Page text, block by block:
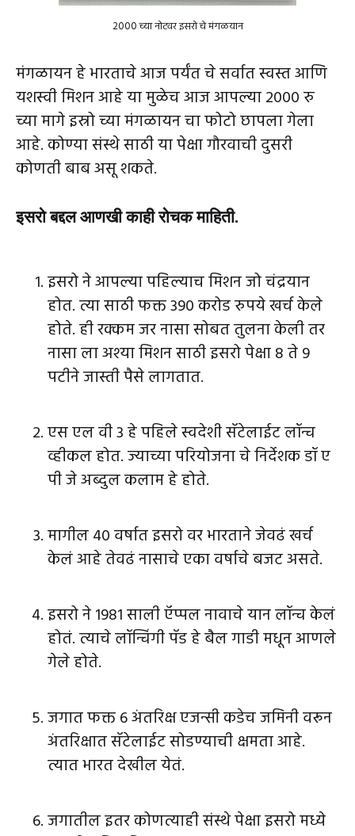
2000 च्या नोटवर इसरो चे मंगळयान
मंगळायन हे भारताचे आज पर्यंत चे सर्वात स्वस्त आणि
यशस्वी मिशन आहे या मुळेच आज आपल्या 2000 रु
च्या मागे इस्रो च्या मंगळायन चा फोटो छापला गेला
आहे. कोण्या संस्थे साठी या पेक्षा गौरवाची दुसरी
कोणती बाब असू शकते.
इसरो बद्दल आणखी काही रोचक माहिती.
इसरो ने आपल्या पहिल्याच मिशन जो चंद्रयान
होत. त्या साठी फक्त 390 करोड रुपये खर्च केले
होते. ही रक्कम जर नासा सोबत तुलना केली तर
नासा ला अश्या मिशन साठी इसरो पेक्षा 8 ते 9
पटीने जास्ती पैसे लागतात.
एस एल वी 3 हे पहिले स्वदेशी सॅटेलाईट लॉन्च
व्हीकल होत. ज्याच्या परियोजना चे निर्देशक डॉ ए
पी जे अब्दुल कलाम हे होते.
मागील 40 वर्षात इसरो वर भारताने जेवढं खर्च
केलं आहे तेवढं नासाचे एका वर्षाचे बजट असते.
इसरो ने 1981 साली ऍप्पल नावाचे यान लॉन्च केलं
होतं. त्याचे लॉन्चिंगी पॅड हे बैल गाडी मधून आणले
गेले होते.
जगात फक्त 6 अंतरिक्ष एजन्सी कडेच जमिनी वरून
अंतरिक्षात सॅटेलाईट सोडण्याची क्षमता आहे.
त्यात भारत देखील येतं.
जगातील इतर कोणत्याही संस्थे पेक्षा इसरो मध्ये